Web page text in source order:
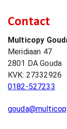
Contact
Multicopy
Meridiaan 47
2801 DA Gouda
KVK: 27332926
0182-527233